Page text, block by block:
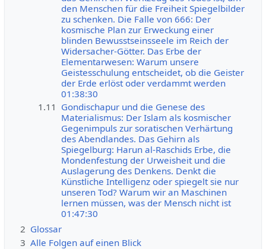
den Menschen für die Freiheit Spiegelbilder
zu schenken. Die Falle von 666: Der
kosmische Plan zur Erweckung einer
blinden Bewusstseinsseele im Reich der
Widersacher-Götter. Das Erbe der
Elementarwesen: Warum unsere
Geistesschulung entscheidet, ob die Geister
der Erde erlöst oder verdammt werden
01:38:30
1.11 Gondischapur und die Genese des
Materialismus: Der Islam als kosmischer
Gegenimpuls zur soratischen Verhärtung
des Abendlandes. Das Gehirn als
Spiegelburg: Harun al-Raschids Erbe, die
Mondenfestung der Urweisheit und die
Auslagerung des Denkens. Denkt die
Künstliche Intelligenz oder spiegelt sie nur
unseren Tod? Warum wir an Maschinen
lernen müssen, was der Mensch nicht ist
01:47:30
2 Glossar
3 Alle Folgen auf einen Blick